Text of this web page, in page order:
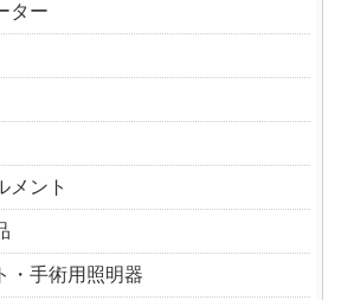
ター
メント
・手術用照明器